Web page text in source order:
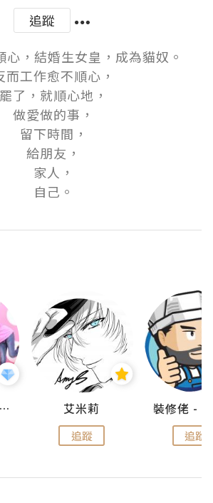
追蹤
心，結婚生女皇，成為貓奴。
而工作愈不順心，
罷了，就順心地，
做愛做的事，
留下時間，
給朋友，
家人，
自己。
儍媽媽與兩隻小魔怪之家 艾米莉
追蹤 追蹤